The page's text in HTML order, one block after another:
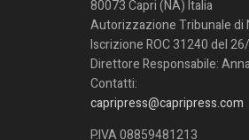
80073 Capri (NA) Italia
Autorizzazione Tribunale di
Iscrizione ROC 31240 del
Direttore Responsabile:
Contatti:
capripress@capripress.com
P.IVA 08859481213